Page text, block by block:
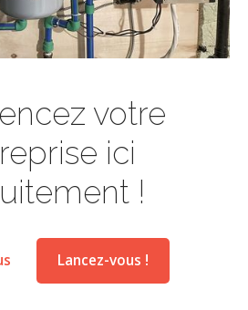
votre
ici
!
Lancez-vous !